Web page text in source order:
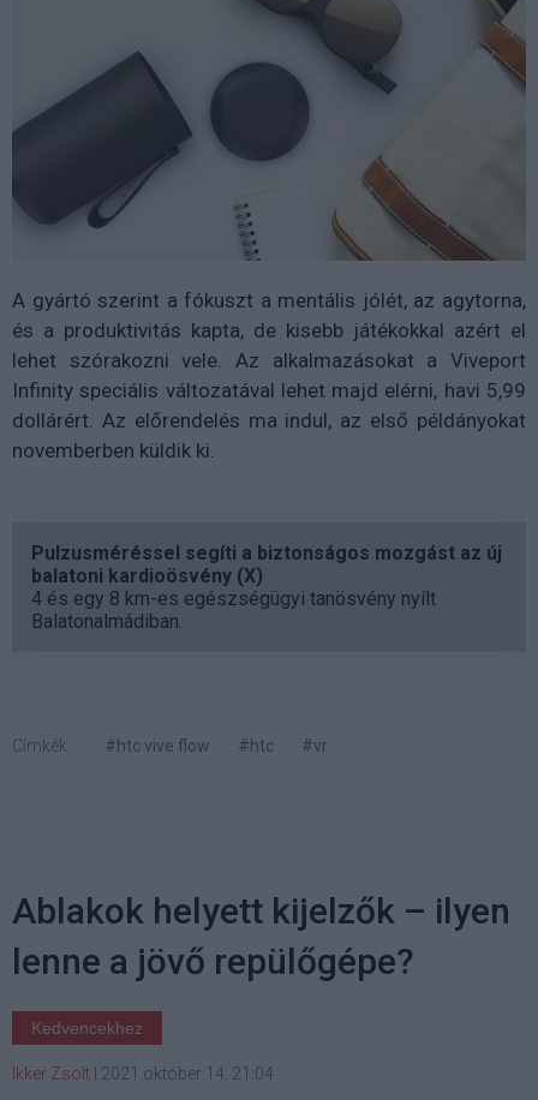
A gyártó szerint a fókuszt a mentális jólét, az agytorna,
és a produktivitás kapta, de kisebb játékokkal azért el
lehet szórakozni vele. Az alkalmazásokat a Viveport
Infinity speciális változatával lehet majd elérni, havi 5,99
dollárért. Az előrendelés ma indul, az első példányokat
novemberben küldik ki.
Pulzusméréssel segíti a biztonságos mozgást az új
balatoni kardioösvény (X)
4 és egy 8 km-es egészségügyi tanösvény nyílt
Balatonalmádiban.
Címkék: #htc vive flow #htc #vr
Ablakok helyett kijelzők – ilyen
lenne a jövő repülőgépe?
Kedvencekhez
Ikker Zsolt 2021 október 14. 21:04